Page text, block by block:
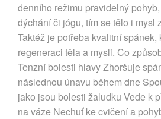
denního režimu pravidelný
dýchání či jógu, tím se tělo i mysl
Taktéž je potřeba kvalitní spánek,
regeneraci těla a mysli. Co
Tenzní bolesti hlavy Zhoršuje
následnou únavu během dne
jako jsou bolesti žaludku Vede k
na váze Nechuť ke cvičení a